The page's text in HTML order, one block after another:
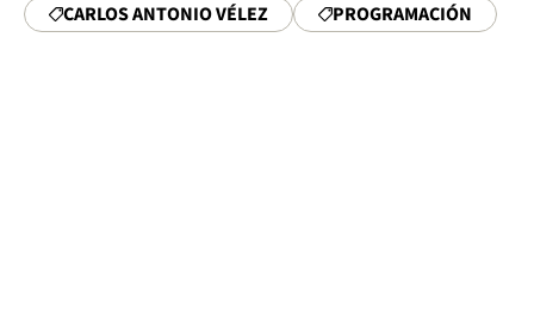
CARLOS ANTONIO VÉLEZ PROGRAMACIÓN